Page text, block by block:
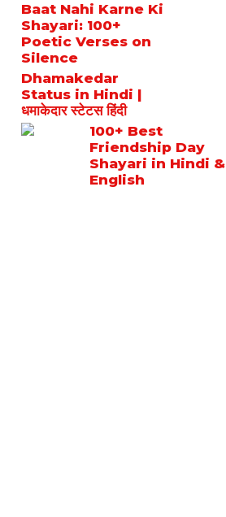
Baat Nahi Karne Ki
Shayari: 100+
Poetic Verses on
Silence
Dhamakedar
Status in Hindi |
धमाकेदार स्टेटस हिंदी
100+ Best
Friendship Day
Shayari in Hindi &
English